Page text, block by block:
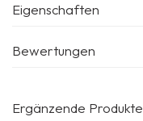
Eigenschaften
Bewertungen
Ergänzende Produkte